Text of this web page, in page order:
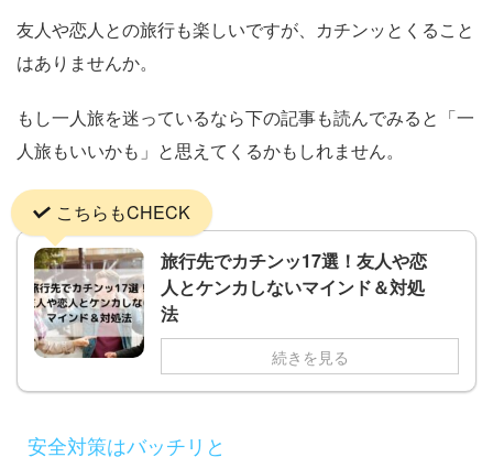
友人や恋人との旅行も楽しいですが、カチンッとくること
はありませんか。
もし一人旅を迷っているなら下の記事も読んでみると「一
人旅もいいかも」と思えてくるかもしれません。
こちらもCHECK
旅行先でカチンッ17選！友人や恋
人とケンカしないマインド＆対処
法
続きを見る
安全対策はバッチリと